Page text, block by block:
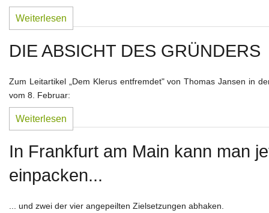
Weiterlesen
DIE ABSICHT DES GRÜNDERS
Zum Leitartikel „Dem Klerus entfremdet" von Thomas Jansen in
vom 8. Februar:
Weiterlesen
In Frankfurt am Main kann man
einpacken...
... und zwei der vier angepeilten Zielsetzungen abhaken.